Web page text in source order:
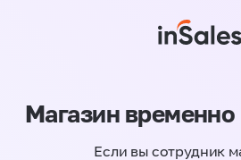
Магазин временно
Если вы сотрудник